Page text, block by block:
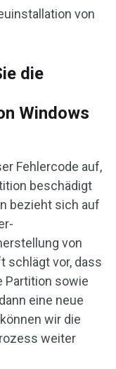
von
die
Windows
Fehlercode auf,
beschädigt
bezieht sich auf
von
schlägt vor, dass
Partition sowie
eine neue
wir die
weiter